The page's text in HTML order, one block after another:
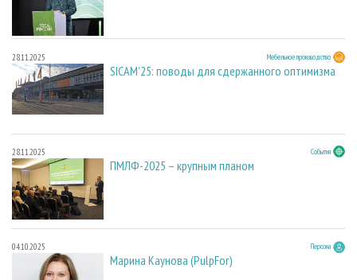
28.11.2025 Мебельное производство
SICAM'25: поводы для сдержанного оптимизма
28.11.2025 События
ПМЛФ-2025 – крупным планом
04.10.2025 Персона
Марина Каунова (PulpFor)